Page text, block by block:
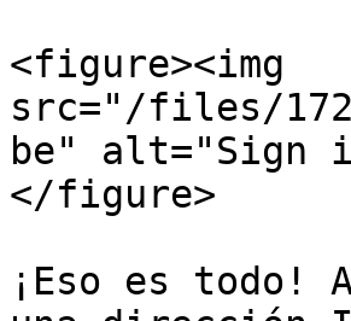
<figure><img
src="/files/
be" alt="Sign
</figure>
¡Eso es todo!